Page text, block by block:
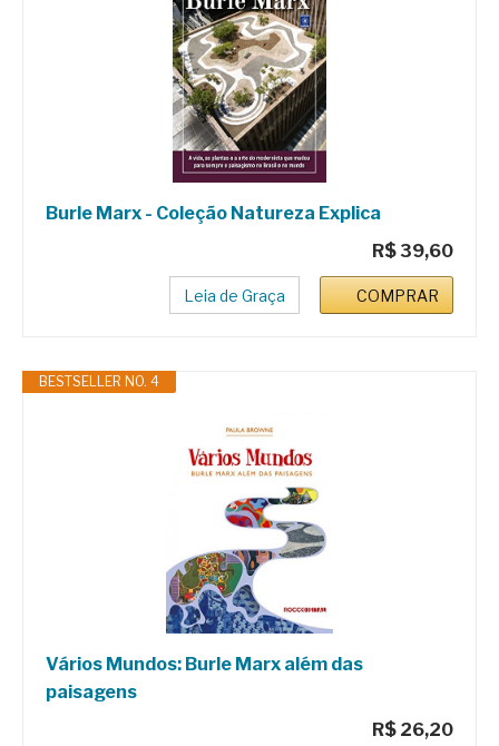
Burle Marx - Coleção Natureza Explica
R$ 39,60
Leia de Graça COMPRAR
BESTSELLER NO. 4
Vários Mundos: Burle Marx além das
paisagens
R$ 26,20